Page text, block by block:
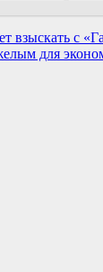
взыскать с
для